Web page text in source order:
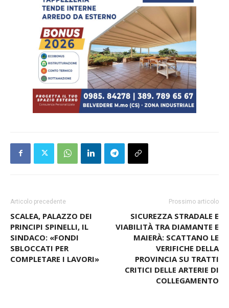
Articolo precedente
SCALEA, PALAZZO DEI
PRINCIPI SPINELLI, IL
SINDACO: «FONDI
SBLOCCATI PER
COMPLETARE I LAVORI»
Prossimo articolo
SICUREZZA STRADALE E
VIABILITÀ TRA DIAMANTE E
MAIERÀ: SCATTANO LE
VERIFICHE DELLA
PROVINCIA SU TRATTI
CRITICI DELLE ARTERIE DI
COLLEGAMENTO